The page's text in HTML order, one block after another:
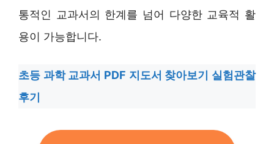
통적인 교과서의 한계를 넘어 다양한 교육적 활
용이 가능합니다.
초등 과학 교과서 PDF 지도서 찾아보기 실험관찰
후기